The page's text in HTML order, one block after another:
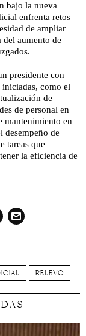
bajo la nueva
enfrenta retos
de ampliar
del aumento de
presidente con
iniciadas, como el
de
de personal en
mantenimiento en
de
tareas que
la eficiencia de
RELEVO